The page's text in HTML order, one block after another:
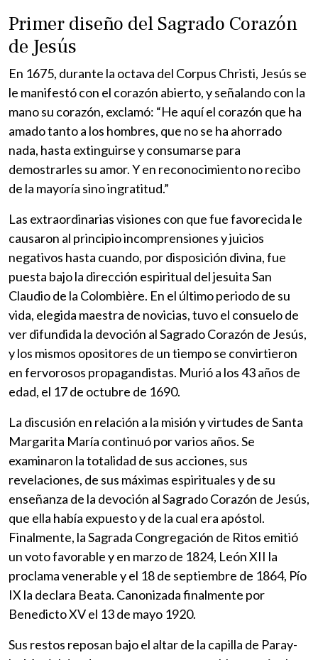
Primer diseño del Sagrado Corazón
de Jesús
En 1675, durante la octava del Corpus Christi, Jesús se
le manifestó con el corazón abierto, y señalando con la
mano su corazón, exclamó: “He aquí el corazón que ha
amado tanto a los hombres, que no se ha ahorrado
nada, hasta extinguirse y consumarse para
demostrarles su amor. Y en reconocimiento no recibo
de la mayoría sino ingratitud.”
Las extraordinarias visiones con que fue favorecida le
causaron al principio incomprensiones y juicios
negativos hasta cuando, por disposición divina, fue
puesta bajo la dirección espiritual del jesuita San
Claudio de la Colombière. En el último periodo de su
vida, elegida maestra de novicias, tuvo el consuelo de
ver difundida la devoción al Sagrado Corazón de Jesús,
y los mismos opositores de un tiempo se convirtieron
en fervorosos propagandistas. Murió a los 43 años de
edad, el 17 de octubre de 1690.
La discusión en relación a la misión y virtudes de Santa
Margarita María continuó por varios años. Se
examinaron la totalidad de sus acciones, sus
revelaciones, de sus máximas espirituales y de su
enseñanza de la devoción al Sagrado Corazón de Jesús,
que ella había expuesto y de la cual era apóstol.
Finalmente, la Sagrada Congregación de Ritos emitió
un voto favorable y en marzo de 1824, León XII la
proclama venerable y el 18 de septiembre de 1864, Pío
IX la declara Beata. Canonizada finalmente por
Benedicto XV el 13 de mayo 1920.
Sus restos reposan bajo el altar de la capilla de Paray-